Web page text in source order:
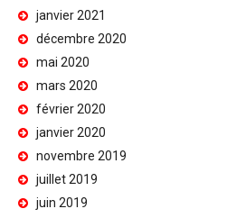
janvier 2021
décembre 2020
mai 2020
mars 2020
février 2020
janvier 2020
novembre 2019
juillet 2019
juin 2019